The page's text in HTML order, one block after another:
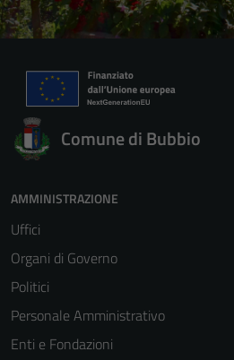
Comune di Bubbio
AMMINISTRAZIONE
Uffici
Organi di Governo
Politici
Personale Amministrativo
Enti e Fondazioni